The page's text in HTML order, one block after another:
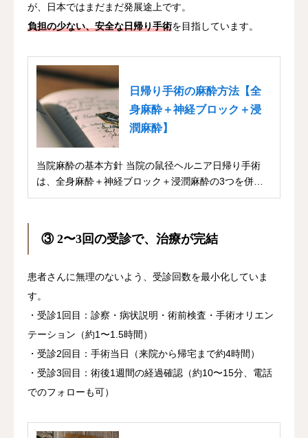
が、日本ではまだまだ発展途上です。
負担の少ない、安全な日帰り手術を目指しています。
日帰り手術の麻酔方法【全
身麻酔＋神経ブロック＋浸
潤麻酔】
当院麻酔の基本方針 当院の鼠径ヘルニア日帰り手術
は、全身麻酔＋神経ブロック＋浸潤麻酔の3つを併用
して...
③ 2〜3回の受診で、治療が完結
患者さんに無理のないよう、受診回数を最小化していま
す。
・受診1回目：診察・病状説明・術前検査・手術オリエン
テーション（約1〜1.5時間）
・受診2回目：手術当日（来院から帰宅まで約4時間）
・受診3回目：術後1週間の経過確認（約10〜15分、電話
でのフォローも可）